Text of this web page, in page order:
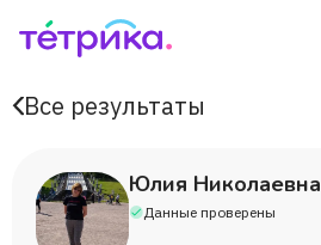
Все результаты
Юлия Николаевна
Данные проверены